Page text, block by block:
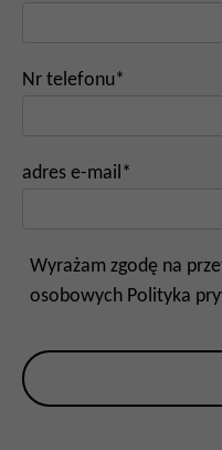
Nr telefonu*
adres e-mail*
Wyrażam zgodę na
osobowych Polityka